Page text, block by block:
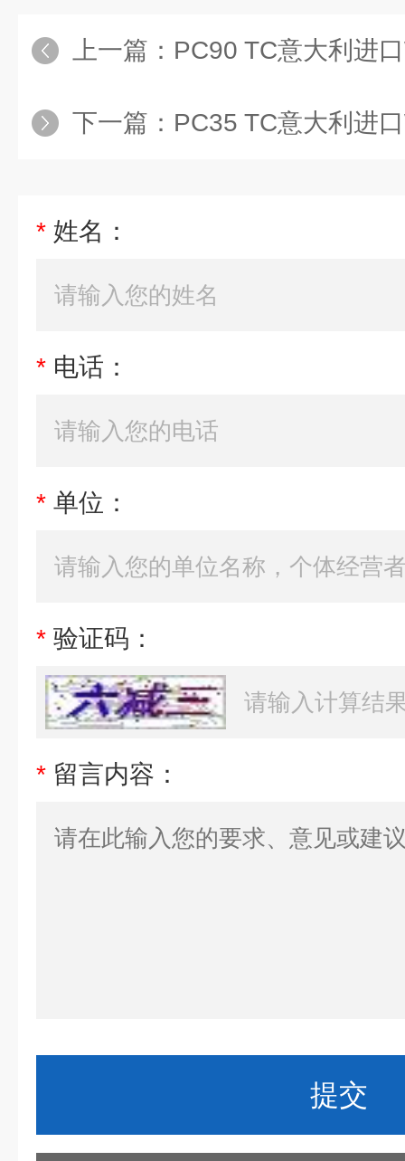
上一篇： PC90 TC意大利进口Werther轨道
下一篇： PC35 TC意大利进口Werther饮料行
* 姓名：
* 电话：
* 单位：
* 验证码：
* 留言内容：